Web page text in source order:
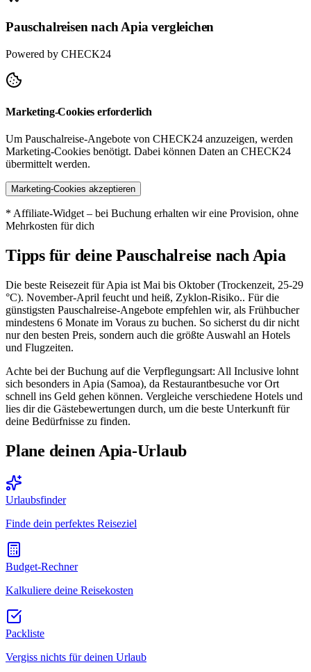
Pauschalreisen nach Apia vergleichen
Powered by CHECK24
Marketing-Cookies erforderlich
Um Pauschalreise-Angebote von CHECK24 anzuzeigen, werden
Marketing-Cookies benötigt. Dabei können Daten an CHECK24
übermittelt werden.
Marketing-Cookies akzeptieren
* Affiliate-Widget – bei Buchung erhalten wir eine Provision, ohne
Mehrkosten für dich
Tipps für deine Pauschalreise nach Apia
Die beste Reisezeit für Apia ist Mai bis Oktober (Trockenzeit, 25-29
°C). November-April feucht und heiß, Zyklon-Risiko.. Für die
günstigsten Pauschalreise-Angebote empfehlen wir, als Frühbucher
mindestens 6 Monate im Voraus zu buchen. So sicherst du dir nicht
nur den besten Preis, sondern auch die größte Auswahl an Hotels
und Flugzeiten.
Achte bei der Buchung auf die Verpflegungsart: All Inclusive lohnt
sich besonders in Apia (Samoa), da Restaurantbesuche vor Ort
schnell ins Geld gehen können. Vergleiche verschiedene Hotels und
lies dir die Gästebewertungen durch, um die beste Unterkunft für
deine Bedürfnisse zu finden.
Plane deinen Apia-Urlaub
Urlaubsfinder
Finde dein perfektes Reiseziel
Budget-Rechner
Kalkuliere deine Reisekosten
Packliste
Vergiss nichts für deinen Urlaub